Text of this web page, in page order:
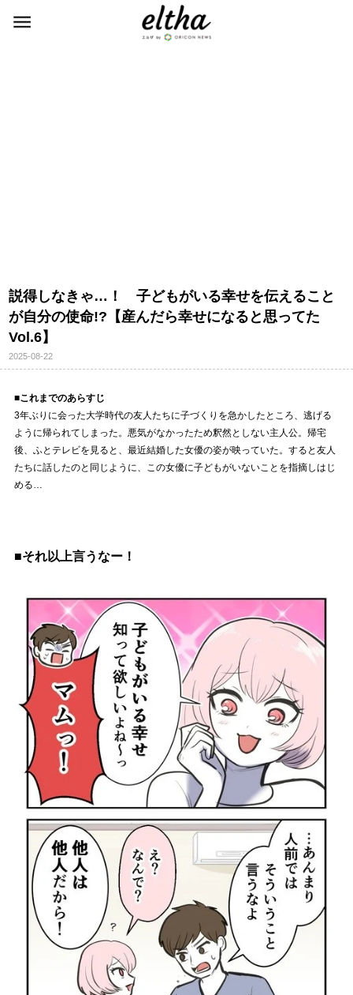
説得しなきゃ…！ 子どもがいる幸せを伝えること
が自分の使命!?【産んだら幸せになると思ってた
Vol.6】
2025-08-22
■これまでのあらすじ
3年ぶりに会った大学時代の友人たちに子づくりを急かしたところ、逃げる
ように帰られてしまった。悪気がなかったため釈然としない主人公。帰宅
後、ふとテレビを見ると、最近結婚した女優の姿が映っていた。すると友人
たちに話したのと同じように、この女優に子どもがいないことを指摘しはじ
める…
■それ以上言うなー！